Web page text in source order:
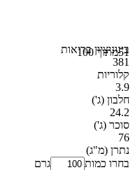
51מתוך 100בינוניציון בריאות
381
קלוריות
3.9
חלבון (ג')
24.2
סוכר (ג')
76
נתרן (מ"ג)
בחרו כמות
גרם